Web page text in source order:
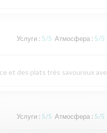
Услуги: 5/5 Атмосфера : 5/5
et des plats très savoureux
Услуги: 5/5 Атмосфера : 5/5